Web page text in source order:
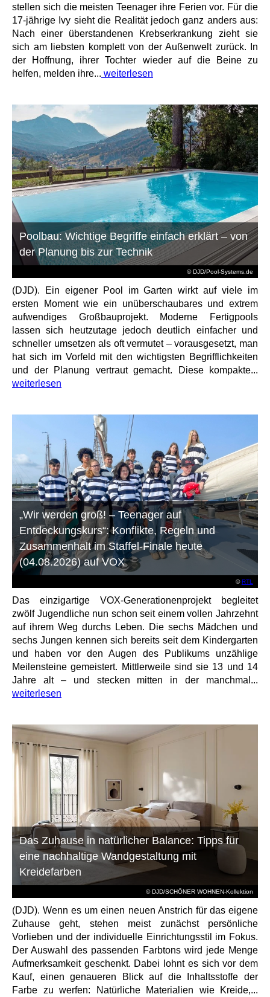
stellen sich die meisten Teenager ihre Ferien vor. Für die
17-jährige Ivy sieht die Realität jedoch ganz anders aus:
Nach einer überstandenen Krebserkrankung zieht sie
sich am liebsten komplett von der Außenwelt zurück. In
der Hoffnung, ihrer Tochter wieder auf die Beine zu
helfen, melden ihre... weiterlesen
© DJD/Pool-Systems.de
Poolbau: Wichtige Begriffe einfach erklärt – von
der Planung bis zur Technik
(DJD). Ein eigener Pool im Garten wirkt auf viele im
ersten Moment wie ein unüberschaubares und extrem
aufwendiges Großbauprojekt. Moderne Fertigpools
lassen sich heutzutage jedoch deutlich einfacher und
schneller umsetzen als oft vermutet – vorausgesetzt, man
hat sich im Vorfeld mit den wichtigsten Begrifflichkeiten
und der Planung vertraut gemacht. Diese kompakte...
weiterlesen
©RTL
„Wir werden groß! – Teenager auf
Entdeckungskurs“: Konflikte, Regeln und
Zusammenhalt im Staffel-Finale heute
(04.08.2026) auf VOX
Das einzigartige VOX-Generationenprojekt begleitet
zwölf Jugendliche nun schon seit einem vollen Jahrzehnt
auf ihrem Weg durchs Leben. Die sechs Mädchen und
sechs Jungen kennen sich bereits seit dem Kindergarten
und haben vor den Augen des Publikums unzählige
Meilensteine gemeistert. Mittlerweile sind sie 13 und 14
Jahre alt – und stecken mitten in der manchmal...
weiterlesen
© DJD/SCHÖNER WOHNEN-Kollektion
Das Zuhause in natürlicher Balance: Tipps für
eine nachhaltige Wandgestaltung mit
Kreidefarben
(DJD). Wenn es um einen neuen Anstrich für das eigene
Zuhause geht, stehen meist zunächst persönliche
Vorlieben und der individuelle Einrichtungsstil im Fokus.
Der Auswahl des passenden Farbtons wird jede Menge
Aufmerksamkeit geschenkt. Dabei lohnt es sich vor dem
Kauf, einen genaueren Blick auf die Inhaltsstoffe der
Farbe zu werfen: Natürliche Materialien wie Kreide,...